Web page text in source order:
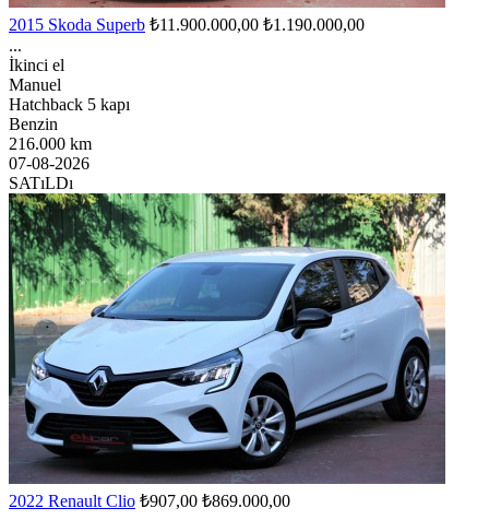
2015 Skoda Superb ₺11.900.000,00 ₺1.190.000,00
...
İkinci el
Manuel
Hatchback 5 kapı
Benzin
216.000 km
07-08-2026
SATıLDı
2022 Renault Clio ₺907,00 ₺869.000,00